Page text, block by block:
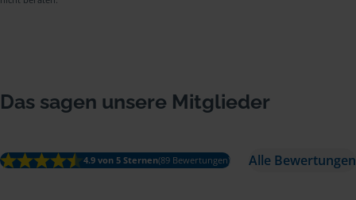
Das sagen unsere Mitglieder
4.9 von 5 Sternen(89 Bewertungen) Alle Bewertungen